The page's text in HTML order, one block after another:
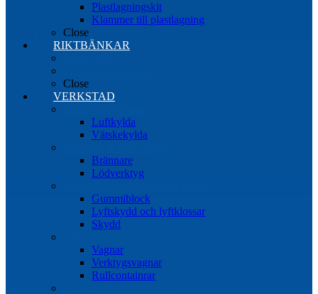
Plastlagningskit
Klammer till plastlagning
Close
RIKTBÄNKAR
Close
VERKSTAD
Luftkylda
Vätskekylda
Brännare
Lödverktyg
Gummiblock
Lyftskydd och lyftklossar
Skydd
Vagnar
Verktygsvagnar
Rullcontainrar